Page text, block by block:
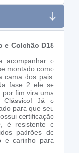
e Colchão D18
acompanhar o
montado como
cama dos pais,
fase 2 ele se
por fim vira uma
Clássico! Já o
para que seu
certificação
é resistente e
padrões de
e carinho para